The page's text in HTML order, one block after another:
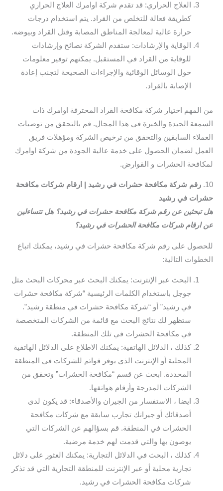
العلاج الحراري: قد تقدم شركة اوامرك العلاج الحراري
كطريقة فعالة للتخلص من القراد. يتم استخدام درجات
حرارة عالية لمعالجة المناطق المصابة وقتل القراد وبيوضه.
الوقاية والإرشادات: ستقدم الشركة نصائح وإرشادات
للوقاية من القراد في المستقبل. يمكنهم توفير معلومات
حول الوسائل الوقائية والإجراءات الصحيحة لتجنب إعادة
الإصابة بالقراد.
من المهم اختيار شركة مكافحة القراد المحترفة اوامرك ذات
السمعة الجيدة والخبرة في هذا المجال. قم بالتحقق من توصيات
العملاء السابقين والتحقق من ترخيص الشركة ومؤهلات فريق
العمل لضمان الحصول على خدمة عالية الجودة من شركة اوامرك
لمكافحة الحشرات و القوارض.
10. رقم شركة مكافحة حشرات في رشيد | ارقام شركات مكافحة
حشرات في رشيد
هل تبحثين عن رقم شركة مكافحة حشرات في رشيد؟ هل تتساءلين
عن ارقام شركات مكافحة الحشرات في رشيد؟
للحصول على رقم شركة مكافحة حشرات في رشيد، يمكنك اتباع
الخطوات التالية:
البحث عبر الإنترنت: يمكنك البحث عبر محركات البحث مثل
جوجل باستخدام الكلمات الرئيسية “شركة مكافحة حشرات
في رشيد” أو “شركة مكافحة حشرات في منطقة رشيد”.
ستظهر لك نتائج البحث مع قائمة من الشركات المتخصصة
في مكافحة الحشرات في تلك المنطقة.
كذلك ، الدلائل الهاتفية: يمكنك الاطلاع على الدلائل الهاتفية
المحلية أو الإنترنت الذي يوفر قوائم للشركات في المنطقة
المحددة. ابحث عن قسم “مكافحة الحشرات” وتحقق من
الشركات المدرجة وأرقام هواتفها.
ايضا ، الاستفسار من الجيران والأصدقاء: قد يكون لدى
أصدقائك أو جيرانك تجارب سابقة مع شركات مكافحة
الحشرات في المنطقة. قم بسؤالهم عن الشركات التي
يوصون بها والتي قدمت لهم خدمة مرضية.
كذلك ، البحث في الدلائل التجارية: يمكنك العثور على دلائل
تجارية محلية أو عبر الإنترنت للمنطقة التجارية التي قد تذكر
شركات مكافحة الحشرات في رشيد.